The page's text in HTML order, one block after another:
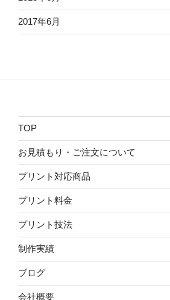
2017年6月
TOP
お見積もり・ご注文について
プリント対応商品
プリント料金
プリント技法
制作実績
ブログ
会社概要